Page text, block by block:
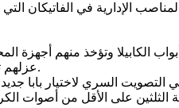
(الكابيلا السستينية) وتُغلق عليهم أبواب
عزلهم تماما عن الاتصال بالعالم الخارجي.
على الأقل من أصوات